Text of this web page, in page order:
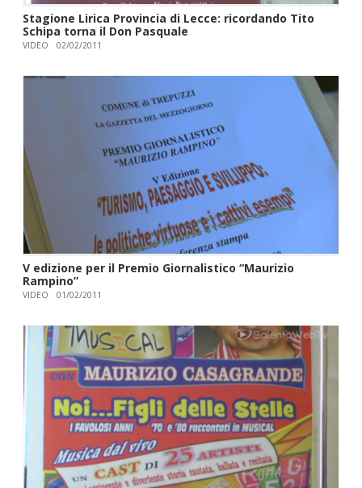
Stagione Lirica Provincia di Lecce: ricordando Tito
Schipa torna il Don Pasquale
VIDEO 02/02/2011
V edizione per il Premio Giornalistico “Maurizio
Rampino”
VIDEO 01/02/2011